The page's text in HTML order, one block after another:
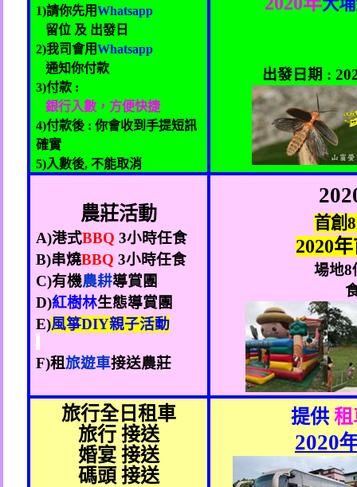
1)請你先用Whatsapp
留位 及 出發日
2)我司會用Whatsapp
通知你付款
3)付款 :
銀行入數，方便快捷
4)付款後 :你會收到手提短訊
確實
5)入數後,不能取消
大
出發日期 :
農莊活動
A)港式BBQ 3小時任食
B)串燒BBQ 3小時任食
C)有機農耕導賞團
D)紅樹林生態導賞團
E)風箏DIY親子活動
F)租 旅遊車接送農莊
首創8
2020
場地8
旅行全日租車
旅行 接送
婚宴 接送
碼頭 接送
提供租
2020